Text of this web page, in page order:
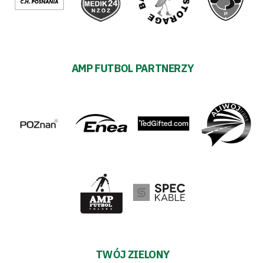
AMP FUTBOL PARTNERZY
TWÓJ ZIELONY